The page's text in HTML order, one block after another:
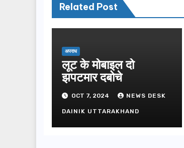
Related Post
अपराध
लूट के मोबाइल दो
झपटमार दबोचे
OCT 7, 2024 NEWS DESK
DAINIK UTTARAKHAND